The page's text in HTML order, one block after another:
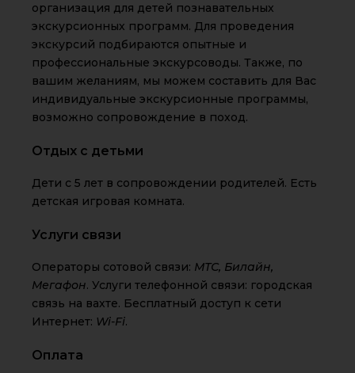
организация для детей познавательных
экскурсионных программ. Для проведения
экскурсий подбираются опытные и
профессиональные экскурсоводы. Также, по
вашим желаниям, мы можем составить для Вас
индивидуальные экскурсионные программы,
возможно сопровождение в поход.
Отдых с детьми
Дети с 5 лет в сопровождении родителей. Есть
детская игровая комната.
Услуги связи
Операторы сотовой связи: МТС, Билайн,
Мегафон. Услуги телефонной связи: городская
связь на вахте. Бесплатный доступ к сети
Интернет: Wi-Fi.
Оплата